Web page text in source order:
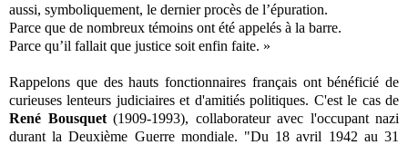
aussi, symboliquement, le dernier procès de l’épuration.
Parce que de nombreux témoins ont été appelés à la barre.
Parce qu’il fallait que justice soit enfin faite. »
Rappelons que des hauts fonctionnaires français ont bénéficié de
curieuses lenteurs judiciaires et d'amitiés politiques. C'est le cas de
René Bousquet(1909-1993), collaborateur avec l'occupant nazi
durant la Deuxième Guerre mondiale. "Du 18 avril 1942 au 31